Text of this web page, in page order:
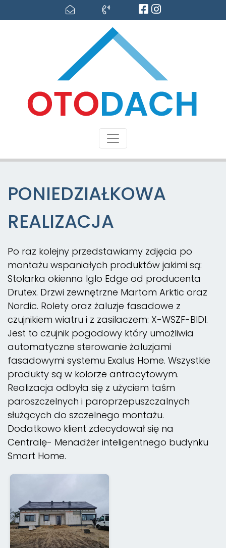
PONIEDZIAŁKOWA
REALIZACJA
Po raz kolejny przedstawiamy zdjęcia po
montażu wspaniałych produktów jakimi są:
Stolarka okienna Iglo Edge od producenta
Drutex. Drzwi zewnętrzne Martom Arktic oraz
Nordic. Rolety oraz żaluzje fasadowe z
czujnikiem wiatru i z zasilaczem: X-WSZF-BIDI.
Jest to czujnik pogodowy który umożliwia
automatyczne sterowanie żaluzjami
fasadowymi systemu Exalus Home. Wszystkie
produkty są w kolorze antracytowym.
Realizacja odbyła się z użyciem taśm
paroszczelnych i paroprzepuszczalnych
służących do szczelnego montażu.
Dodatkowo klient zdecydował się na
Centralę- Menadżer inteligentnego budynku
Smart Home.